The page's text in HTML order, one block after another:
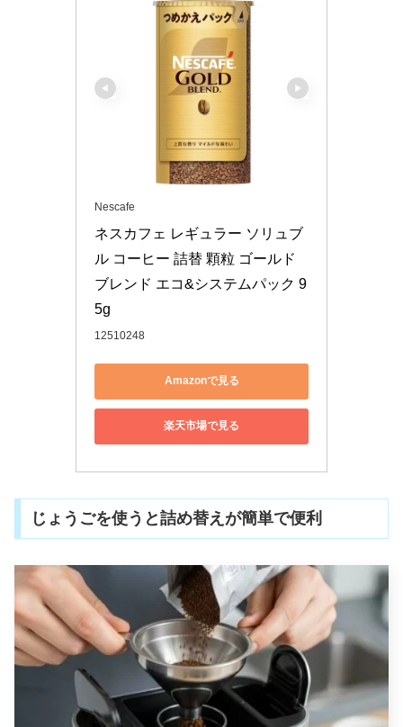
Nescafe
ネスカフェ レギュラー ソリュブ
ル コーヒー 詰替 顆粒 ゴールド
ブレンド エコ&システムパック 9
5g
12510248
Amazonで見る
楽天市場で見る
じょうごを使うと詰め替えが簡単で便利